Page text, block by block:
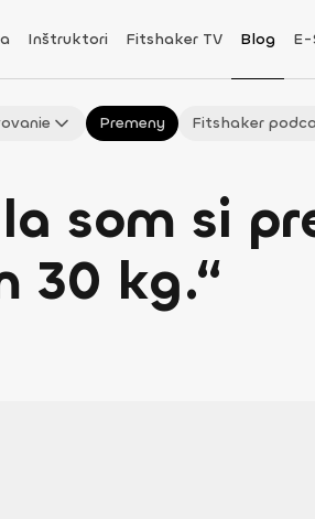
Inštruktori Fitshaker TV Blog E-
Premeny Fitshaker
som si
30 kg.“